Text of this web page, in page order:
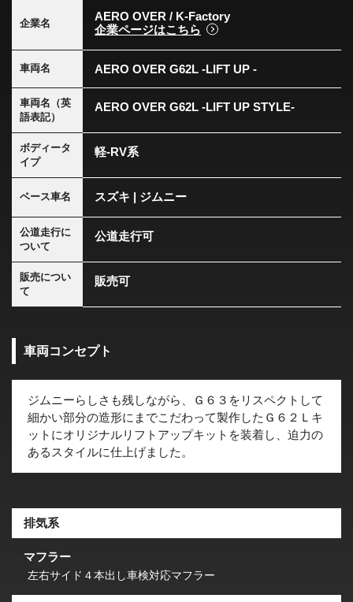
企業名
AERO OVER / K-Factory
企業ページはこちら
車両名 AERO OVER G62L -LIFT UP -
車両名（英
語表記）
AERO OVER G62L -LIFT UP STYLE-
ボディータ
イプ
軽-RV系
ベース車名 スズキ | ジムニー
公道走行に
ついて
公道走行可
販売につい
て
販売可
車両コンセプト
ジムニーらしさも残しながら、Ｇ６３をリスペクトして
細かい部分の造形にまでこだわって製作したＧ６２Ｌキ
ットにオリジナルリフトアップキットを装着し、迫力の
あるスタイルに仕上げました。
排気系
マフラー
左右サイド４本出し車検対応マフラー